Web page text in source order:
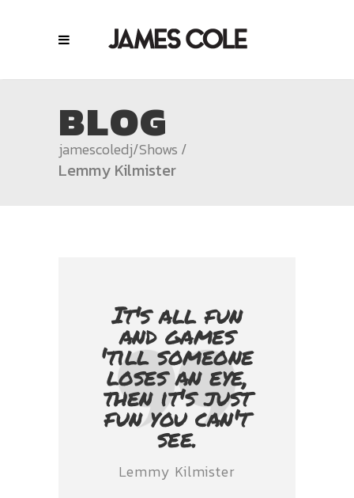
BLOG
jamescoledj/Shows /
Lemmy Kilmister
It's all fun
and games
'till someone
loses an eye,
then it's just
fun you can't
see.
Lemmy Kilmister